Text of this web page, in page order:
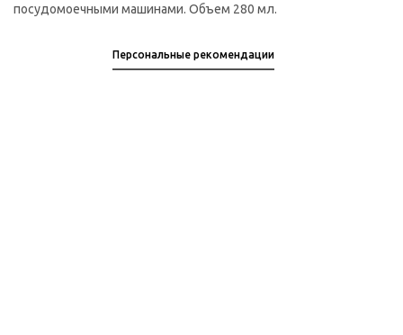
посудомоечными машинами. Объем 280 мл.
Персональные рекомендации